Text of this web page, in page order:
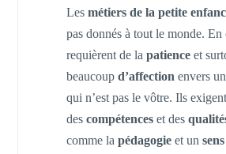
Les métiers de la petite
pas donnés à tout le monde. En
requièrent de la patience et
beaucoup d’affection envers
qui n’est pas le vôtre. Ils
des compétences et des
comme la pédagogie et un